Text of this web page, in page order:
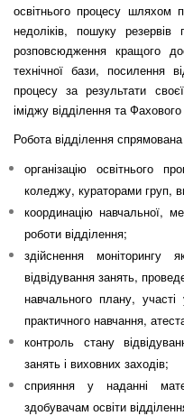
освітнього процесу шляхом
недоліків, пошуку
розповсюдження кращого
технічної бази, посилення
процесу за результати
іміджу відділення та
Робота відділення
організацію освітнього
коледжу, кураторами груп,
координацію навчальної,
роботи відділення;
здійснення моніторингу
відвідування занять,
навчального плану, участі
практичного навчання,
контроль стану
занять і виховних заходів;
сприяння у наданні
здобувачам освіти